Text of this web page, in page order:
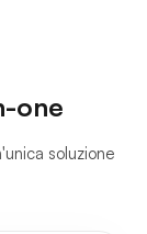
one
soluzione